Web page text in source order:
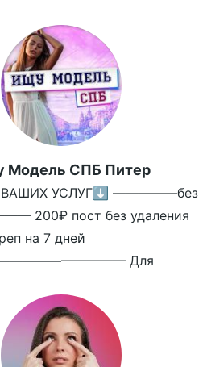
Модель СПБ Питер
ВАШИХ УСЛУГ⬇️ —————без
200₽ пост без удаления
на 7 дней
Для